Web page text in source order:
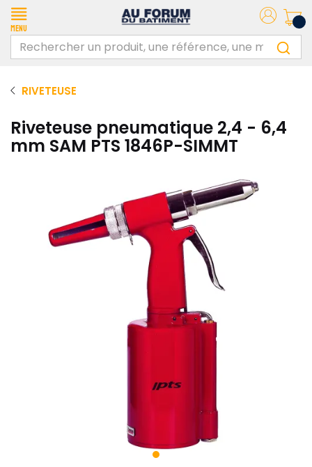
Menu
RIVETEUSE
Riveteuse pneumatique 2,4 - 6,4
mm SAM PTS 1846P-SIMMT